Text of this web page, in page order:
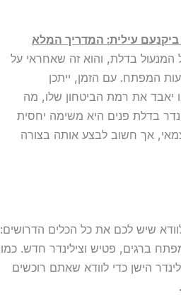
עילית: המדריך המלא
המנעול בדלת, והוא זה שאחראי על
המפתח. עם הזמן, ייתכן
יאבד את רמת הביטחון שלו, מה
בדלת פנים היא משימה יחסית
אך חשוב לבצע אותה בצורה
שיש לכם את כל הכלים הדרושים:
ברגים, פטיש וצילינדר חדש. כמו
הישן כדי לוודא שאתם רוכשים